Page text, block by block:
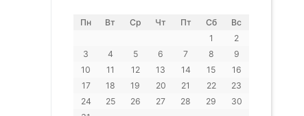
Пн Вт Ср Чт Пт Сб
Вс
1
2
3
4 5 6 7 8
9
10
11 12 13 14 15
16
17
18 19 20 21 22
23
24
25 26 27 28 29
30